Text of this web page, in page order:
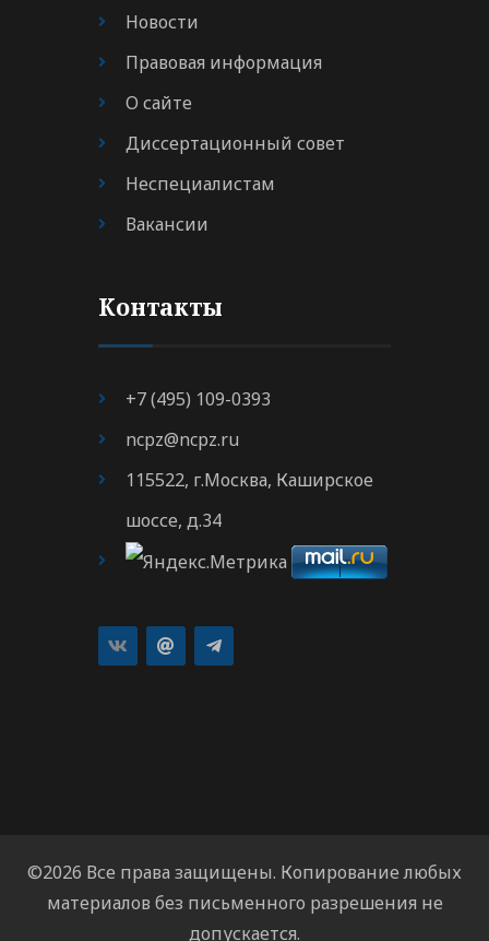
Новости
Правовая информация
О сайте
Диссертационный совет
Неспециалистам
Вакансии
Контакты
+7 (495) 109-0393
ncpz@ncpz.ru
115522, г.Москва, Каширское
шоссе, д.34
©2026 Все права защищены. Копирование любых
материалов без письменного разрешения не
допускается.